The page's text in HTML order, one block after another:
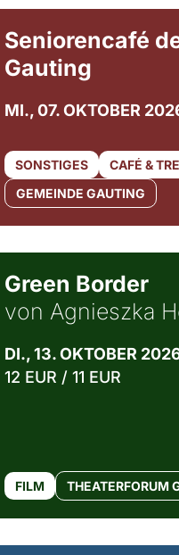
Seniorencafé
Gauting
MI., 07. OKTOBER
SONSTIGES
CAFÉ &
GEMEINDE GAUTING
Green Border
von Agnieszka
DI., 13. OKTOBER
12 EUR / 11 EUR
FILM THEATERFORUM